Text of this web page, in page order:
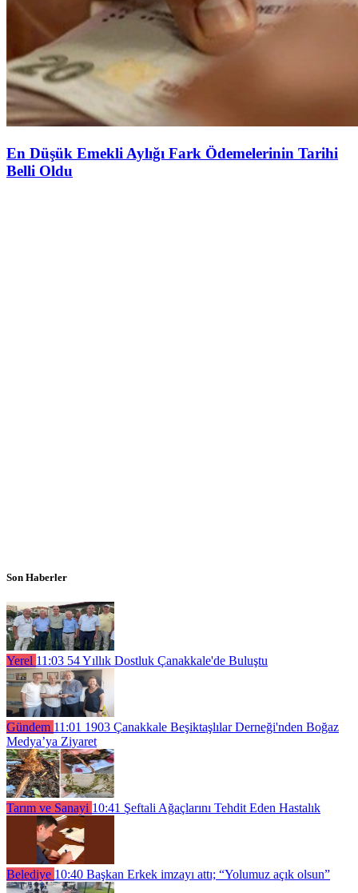
En Düşük Emekli Aylığı Fark Ödemelerinin Tarihi
Belli Oldu
Son Haberler
Yerel 11:03 54 Yıllık Dostluk Çanakkale'de Buluştu
Gündem 11:01 1903 Çanakkale Beşiktaşlılar Derneği'nden Boğaz
Medya’ya Ziyaret
Tarım ve Sanayi 10:41 Şeftali Ağaçlarını Tehdit Eden Hastalık
Belediye 10:40 Başkan Erkek imzayı attı; “Yolumuz açık olsun”